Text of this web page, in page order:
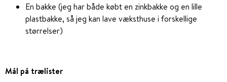
En bakke (jeg har både købt en zinkbakke og en lille
plastbakke, så jeg kan lave væksthuse i forskellige
størrelser)
Mål på trælister